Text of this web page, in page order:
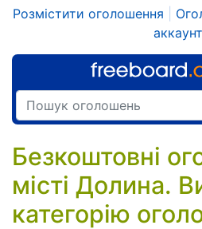
Розмістити оголошення
аккаунт
Безкоштовні
місті Долина.
категорію